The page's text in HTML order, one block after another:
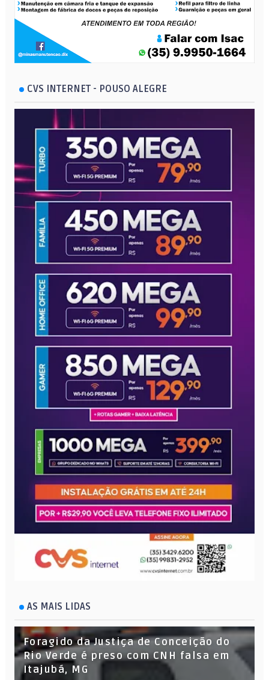
CVS INTERNET - POUSO ALEGRE
AS MAIS LIDAS
Foragido da Justiça de Conceição do
Rio Verde é preso com CNH falsa em
Itajubá, MG